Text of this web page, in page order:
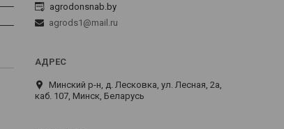
agrodonsnab.by
agrods1@mail.ru
Минский р-н, д. Лесковка, ул. Лесная, 2а,
каб. 107, Минск, Беларусь